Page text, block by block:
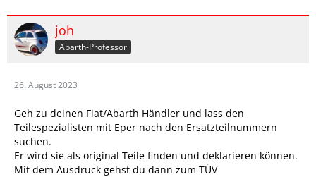
joh
Abarth-Professor
26. August 2023
Geh zu deinen Fiat/Abarth Händler und lass den
Teilespezialisten mit Eper nach den Ersatzteilnummern
suchen.
Er wird sie als original Teile finden und deklarieren können.
Mit dem Ausdruck gehst du dann zum TÜV